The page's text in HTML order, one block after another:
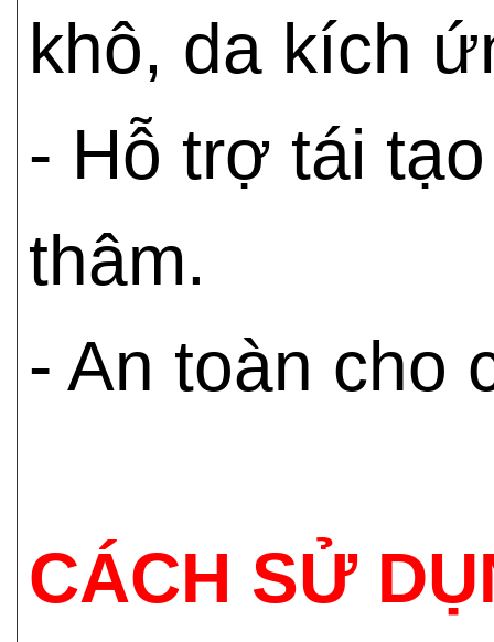
khô, da kích
- Hỗ trợ tái
thâm.
- An toàn cho
CÁCH SỬ